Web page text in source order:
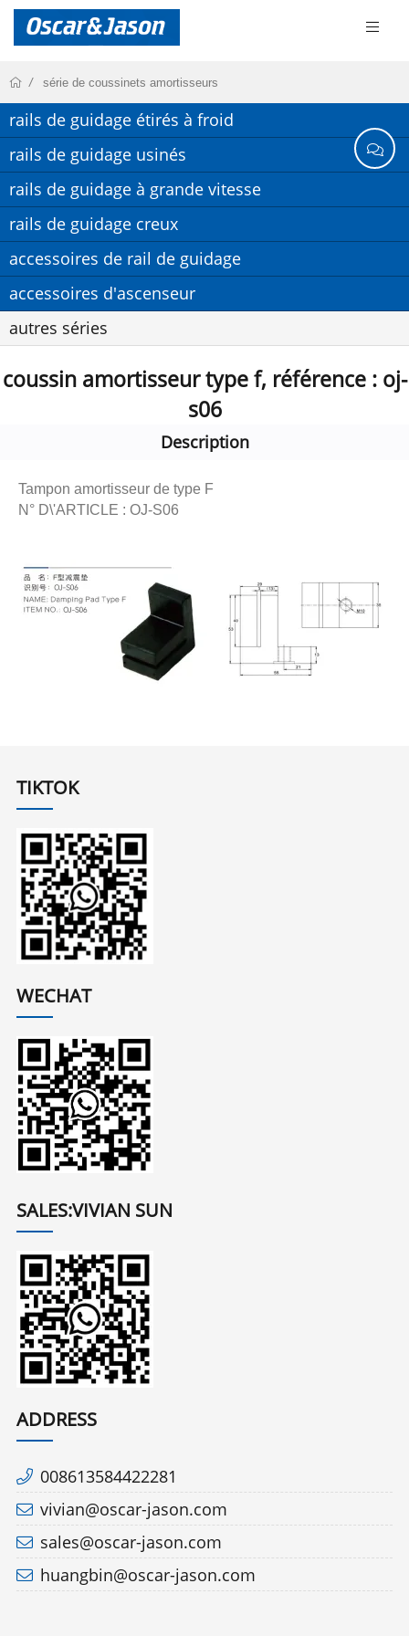
série de coussinets amortisseurs
rails de guidage étirés à froid
rails de guidage usinés
rails de guidage à grande vitesse
rails de guidage creux
accessoires de rail de guidage
accessoires d'ascenseur
autres séries
coussin amortisseur type f, référence : oj-
s06
Description
Tampon amortisseur de type F
N° D\'ARTICLE : OJ-S06
TIKTOK
WECHAT
SALES:VIVIAN SUN
ADDRESS
008613584422281
vivian@oscar-jason.com
sales@oscar-jason.com
huangbin@oscar-jason.com